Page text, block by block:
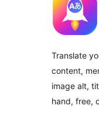
Translate
content,
image alt,
hand, free,